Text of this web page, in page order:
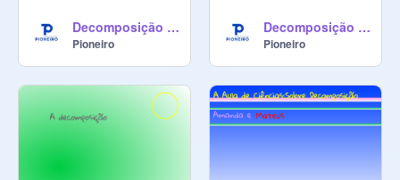
Decomposição - Gabriela Ono e Renzo
Pioneiro
Decomposição - Eduardo e Gabriela Tiemi
Pioneiro